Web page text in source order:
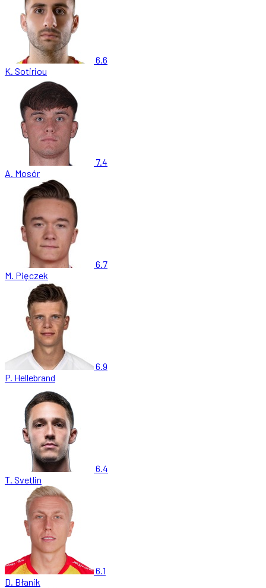
6.6
K. Sotiriou
7.4
A. Mosór
6.7
M. Pięczek
6.9
P. Hellebrand
6.4
T. Svetlin
6.1
D. Błanik